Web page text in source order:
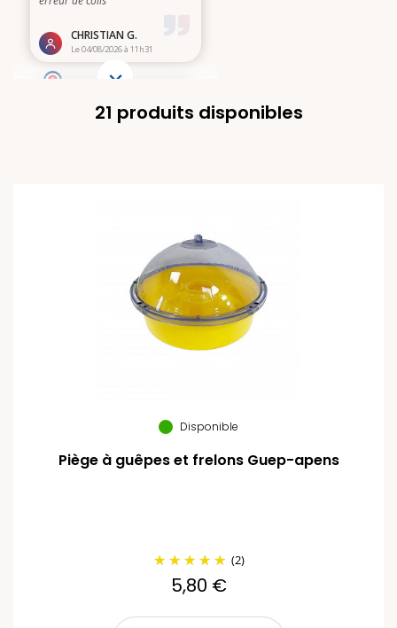
21 produits disponibles
Disponible
Piège à guêpes et frelons Guep-apens
(2)
5,80 €